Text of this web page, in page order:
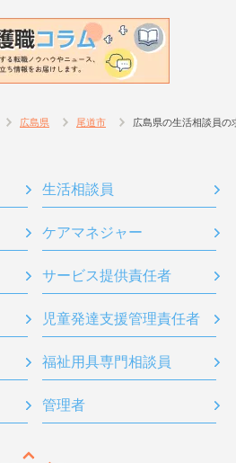
広島県 尾道市 広島県の生活相談員の
生活相談員
ケアマネジャー
サービス提供責任者
児童発達支援管理責任者
福祉用具専門相談員
管理者